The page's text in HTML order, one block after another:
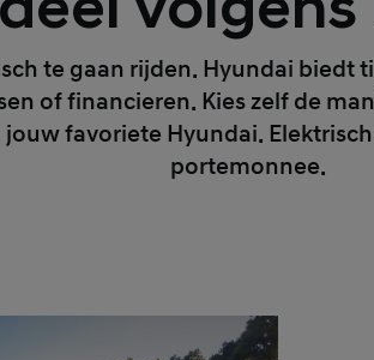
te gaan rijden. Hyundai biedt
of financieren. Kies zelf de
favoriete Hyundai.
portemonnee.